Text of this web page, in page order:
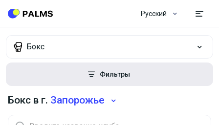
Русский
Бокс
Фильтры
Бокс в г. Запорожье